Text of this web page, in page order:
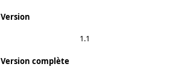
Version
1.1
Version complète